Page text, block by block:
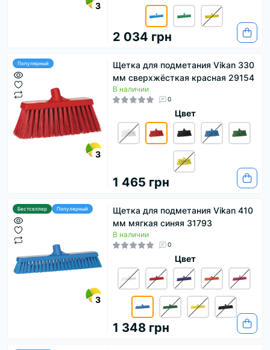
3
2 034 грн
Популярный
3
Щетка для подметания Vikan 330
мм сверхжёсткая красная 29154
В наличии
0
Цвет
1 465 грн
Бестселлер Популярный
3
Щетка для подметания Vikan 410
мм мягкая синяя 31793
В наличии
0
Цвет
1 348 грн